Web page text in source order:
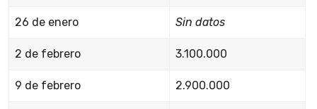
26 de enero Sin datos
2 de febrero 3.100.000
9 de febrero 2.900.000